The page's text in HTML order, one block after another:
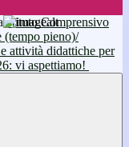
Istituto Comprensivo
pieno)/
attività didattiche per
vi aspettiamo!